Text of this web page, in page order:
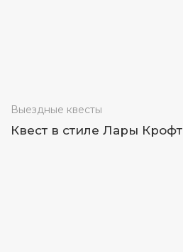
Выездные квесты
Квест в стиле Лары Крофт